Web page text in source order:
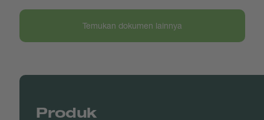
Temukan dokumen lainnya
Produk